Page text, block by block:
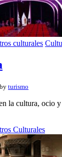
culturales
by turismo
la cultura, ocio
Culturales